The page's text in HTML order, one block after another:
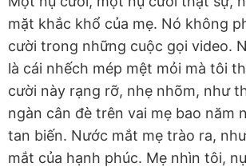
mặt khắc khổ của mẹ. Nó không
cười trong những cuộc gọi video.
là cái nhếch mép mệt mỏi mà tôi
cười này rạng rỡ, nhẹ nhõm, như
ngàn cân đè trên vai mẹ bao năm
tan biến. Nước mắt mẹ trào ra,
mắt của hạnh phúc. Mẹ nhìn tôi,